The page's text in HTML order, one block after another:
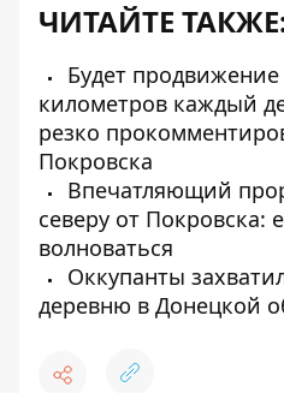
ЧИТАЙТЕ
Будет продвижение
километров каждый
резко
Покровска
Впечатляющий
северу от Покровска:
волноваться
Оккупанты
деревню в Донецкой